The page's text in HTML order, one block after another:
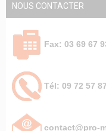
NOUS CONTACTER
Fax: 03 69 67
Tél: 09 72 57
contact@pro-